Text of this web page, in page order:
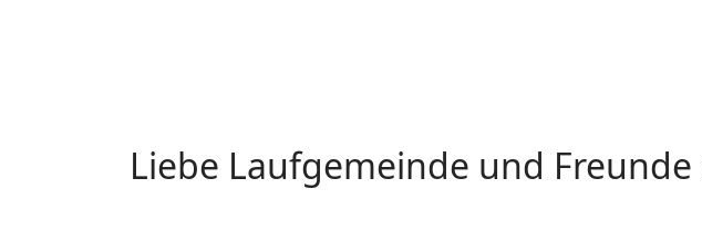
Liebe Laufgemeinde und